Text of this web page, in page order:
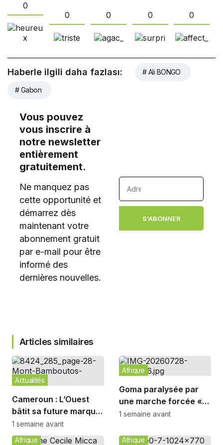
0
0
0 0 0
Haberle ilgili daha fazlası: # Ali BONGO
# Gabon
Vous pouvez
vous inscrire à
notre newsletter
entièrement
gratuitement.
Ne manquez pas
cette opportunité et
démarrez dès
maintenant votre
abonnement gratuit
par e-mail pour être
informé des
dernières nouvelles.
S'ABONNER
Articles similaires
Cameroun : L’Ouest
bâtit sa future marque
touristique
Actualités
1 semaine avant
Goma paralysée par
une marche forcée «
Made in Rwanda »
Afrique
1 semaine avant
Afrique Afrique